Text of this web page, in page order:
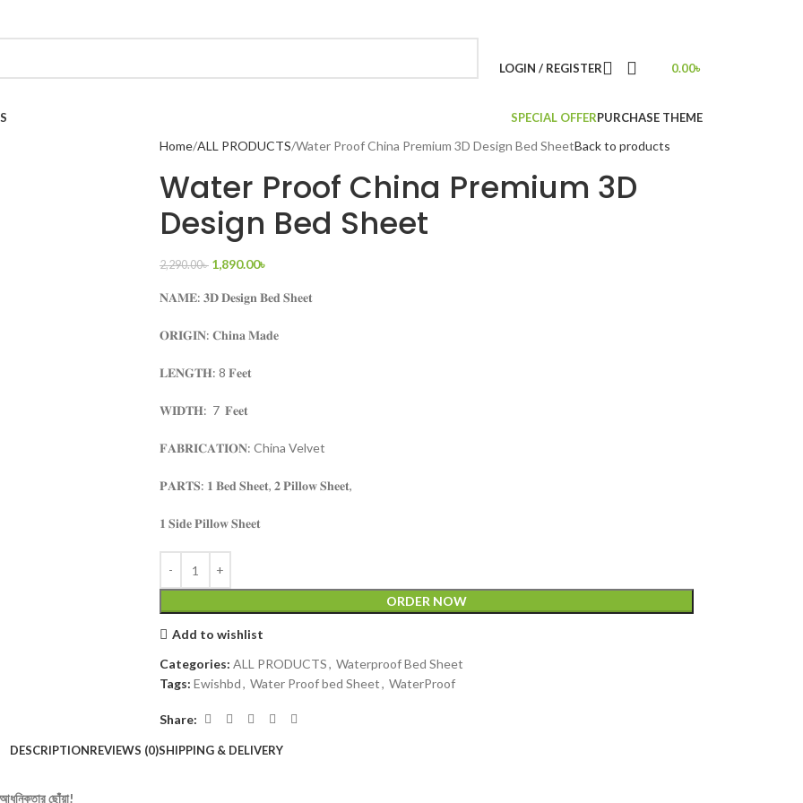
LOGIN / REGISTER 0.00৳
SPECIAL OFFERPURCHASE THEME
Home ALL PRODUCTS Water Proof China Premium 3D Design Bed SheetBack to products
Water Proof China Premium 3D
Design Bed Sheet
2,290.00৳ 1,890.00৳
𝐍𝐀𝐌𝐄: 𝟑𝐃 𝐃𝐞𝐬𝐢𝐠𝐧 𝐁𝐞𝐝 𝐒𝐡𝐞𝐞𝐭
𝐎𝐑𝐈𝐆𝐈𝐍: 𝐂𝐡𝐢𝐧𝐚 𝐌𝐚𝐝𝐞
𝐋𝐄𝐍𝐆𝐓𝐇: 8 𝐅𝐞𝐞𝐭
𝐖𝐈𝐃𝐓𝐇: 7 𝐅𝐞𝐞𝐭
𝐅𝐀𝐁𝐑𝐈𝐂𝐀𝐓𝐈𝐎𝐍: China Velvet
𝐏𝐀𝐑𝐓𝐒: 𝟏 𝐁𝐞𝐝 𝐒𝐡𝐞𝐞𝐭, 𝟐 𝐏𝐢𝐥𝐥𝐨𝐰 𝐒𝐡𝐞𝐞𝐭,
𝟏 𝐒𝐢𝐝𝐞 𝐏𝐢𝐥𝐥𝐨𝐰 𝐒𝐡𝐞𝐞𝐭
ORDER NOW
Add to wishlist
Categories: ALL PRODUCTS, Waterproof Bed Sheet
Tags: Ewishbd, Water Proof bed Sheet, WaterProof
Share:
DESCRIPTIONREVIEWS (0)SHIPPING & DELIVERY
ছোঁয়া!